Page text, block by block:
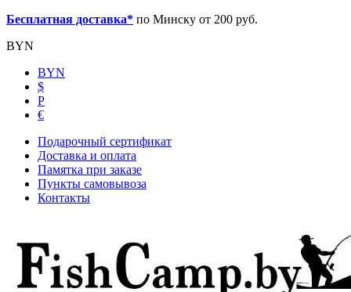
Бесплатная доставка* по Минску от 200 руб.
BYN
BYN
$
Р
€
Подарочный сертификат
Доставка и оплата
Памятка при заказе
Пункты самовывоза
Контакты